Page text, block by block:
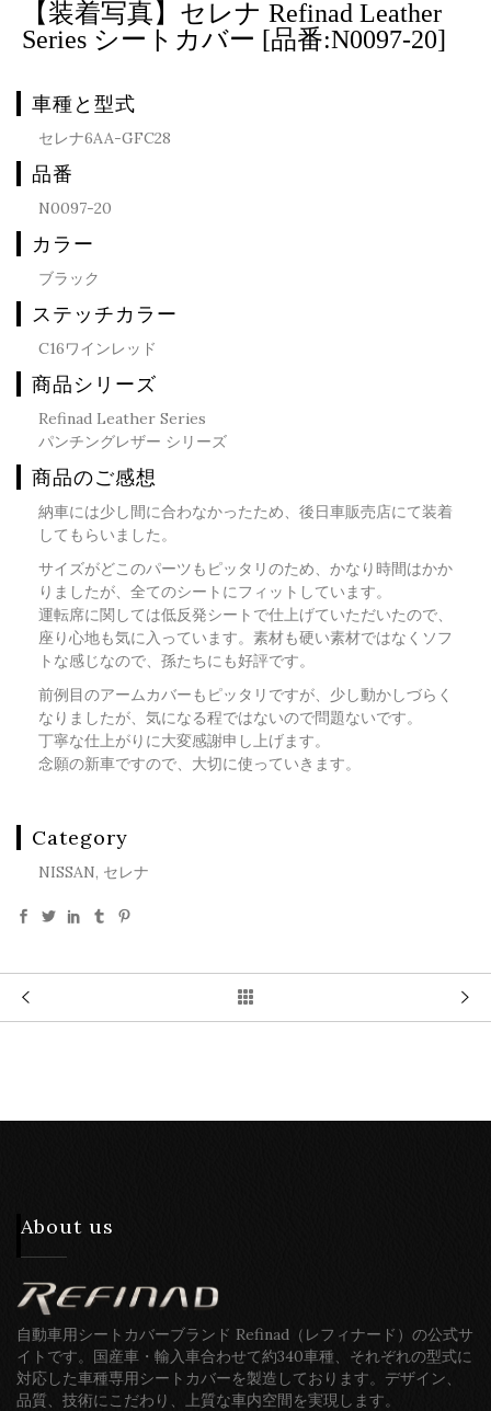
【装着写真】セレナ Refinad Leather
Series シートカバー [品番:N0097-20]
車種と型式
セレナ6AA-GFC28
品番
N0097-20
カラー
ブラック
ステッチカラー
C16ワインレッド
商品シリーズ
Refinad Leather Series
パンチングレザー シリーズ
商品のご感想
納車には少し間に合わなかったため、後日車販売店にて装着
してもらいました。
サイズがどこのパーツもピッタリのため、かなり時間はかか
りましたが、全てのシートにフィットしています。
運転席に関しては低反発シートで仕上げていただいたので、
座り心地も気に入っています。素材も硬い素材ではなくソフ
トな感じなので、孫たちにも好評です。
前例目のアームカバーもピッタリですが、少し動かしづらく
なりましたが、気になる程ではないので問題ないです。
丁寧な仕上がりに大変感謝申し上げます。
念願の新車ですので、大切に使っていきます。
Category
NISSAN, セレナ
About us
自動車用シートカバーブランド Refinad（レフィナード）の公式サ
イトです。国産車・輸入車合わせて約340車種、それぞれの型式に
対応した車種専用シートカバーを製造しております。デザイン、
品質、技術にこだわり、上質な車内空間を実現します。